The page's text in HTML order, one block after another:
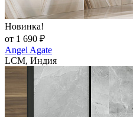
Новинка!
от 1 690 ₽
Angel Agate
LCM, Индия